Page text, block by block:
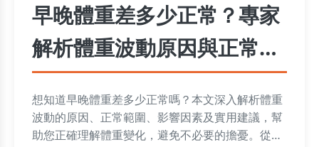
早晚體重差多少正常？專家
解析體重波動原因與正常範
圍
想知道早晚體重差多少正常嗎？本文深入解析體重
波動的原因、正常範圍、影響因素及實用建議，幫
助您正確理解體重變化，避免不必要的擔憂。從水